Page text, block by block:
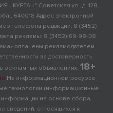
КУРГАН" Советская ул., д. 128,
640018 Адрес электронной
телефона редакции: 8 (3452)
рекламы: 8 (3452) 69-98-08
оплачены рекламодателем.
за достоверность
объявлениях. 18+
На информационном ресурсе
технологии (информационные
информации на основе сбора,
сведений, относящихся к